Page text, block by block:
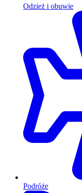
Odzież i obuwie
Podróże